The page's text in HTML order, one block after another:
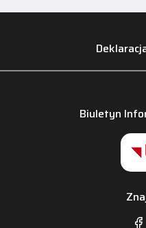
Biuletyn